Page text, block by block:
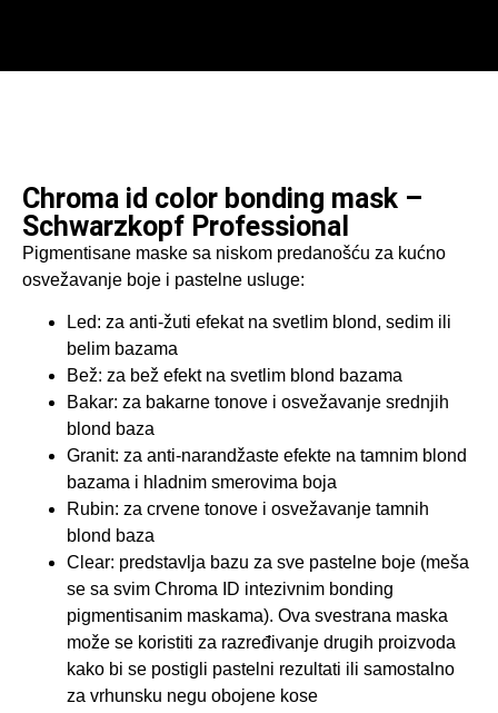
Chroma id color bonding mask –
Schwarzkopf Professional
Pigmentisane maske sa niskom predanošću za kućno
osvežavanje boje i pastelne usluge:
Led: za anti-žuti efekat na svetlim blond, sedim ili
belim bazama
Bež: za bež efekt na svetlim blond bazama
Bakar: za bakarne tonove i osvežavanje srednjih
blond baza
Granit: za anti-narandžaste efekte na tamnim blond
bazama i hladnim smerovima boja
Rubin: za crvene tonove i osvežavanje tamnih
blond baza
Clear: predstavlja bazu za sve pastelne boje (meša
se sa svim Chroma ID intezivnim bonding
pigmentisanim maskama). Ova svestrana maska
može se koristiti za razređivanje drugih proizvoda
kako bi se postigli pastelni rezultati ili samostalno
za vrhunsku negu obojene kose